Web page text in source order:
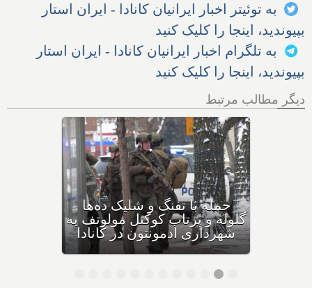
به توئیتر اخبار ایرانیان کانادا - ایران استار
بپیوندید، اینجا را کلیک کنید
به تلگرام اخبار ایرانیان کانادا - ایران استار
بپیوندید، اینجا را کلیک کنید
دیگر مطالب مرتبط
بهداشت کانادا: این داروی
کودکان، ماست و چیا، را
مصرف نکنید و این تشک نیز
احتمال خفگی دارد